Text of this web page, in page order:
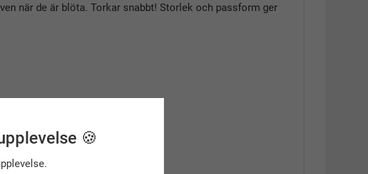
när de är blöta. Torkar snabbt! Storlek och passform ger
🍪